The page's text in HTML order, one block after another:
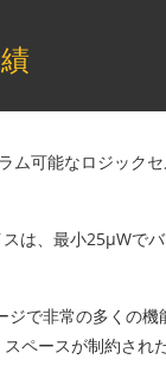
可能なロジック
は、最小25µWで
で非常の多くの
ペースが制約され